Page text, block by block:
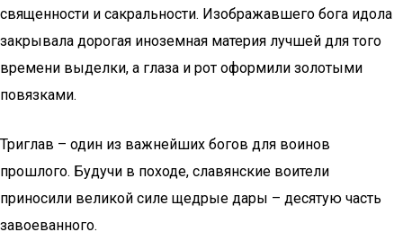
священности и сакральности. Изображавшего бога идола
закрывала дорогая иноземная материя лучшей для того
времени выделки, а глаза и рот оформили золотыми
повязками.
Триглав – один из важнейших богов для воинов
прошлого. Будучи в походе, славянские воители
приносили великой силе щедрые дары – десятую часть
завоеванного.